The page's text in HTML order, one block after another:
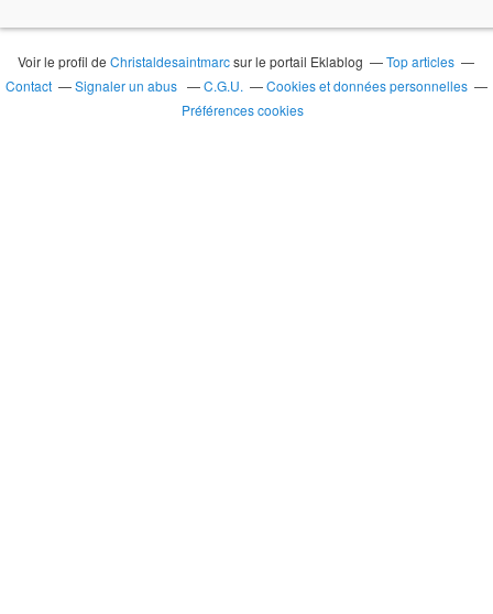
Voir le profil deChristaldesaintmarcsur le portail Eklablog
Top articles
Contact
Signaler un abus C.G.U.
Cookies et données personnelles
Préférences cookies